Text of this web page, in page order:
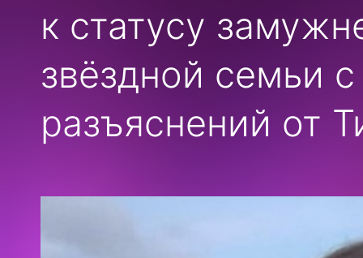
к статусу
звёздной семьи
разъяснений от